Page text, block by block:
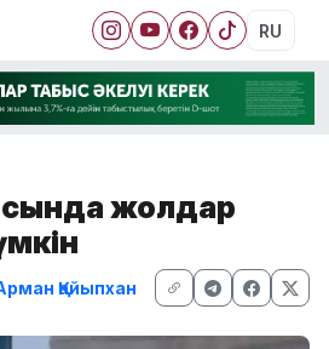
RU
жолдар
Қайыпхан